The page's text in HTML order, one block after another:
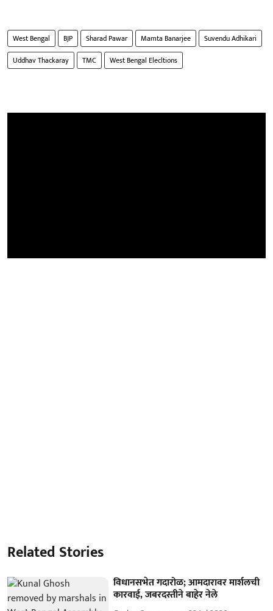
West Bengal BJP Sharad Pawar Mamta Banarjee
Suvendu Adhikari
Uddhav Thackaray
TMC West Bengal Elecltions
Related Stories
विधानसभेत गदारोळ; आमदारावर मार्शलची
कारवाई, जबरदस्तीने बाहेर नेले